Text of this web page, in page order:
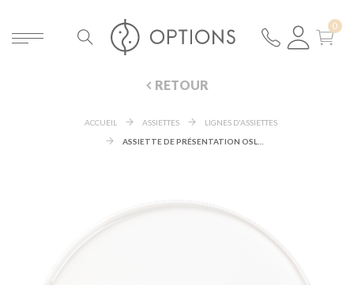
RETOUR
ACCUEIL ASSIETTES
LIGNES D'ASSIETTES